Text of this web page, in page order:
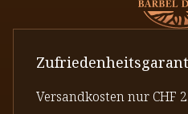
Versandkosten nur CHF